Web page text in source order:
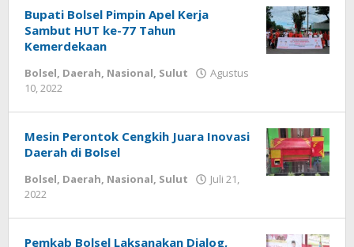
Bupati Bolsel Pimpin Apel Kerja
Sambut HUT ke-77 Tahun
Kemerdekaan
Bolsel, Daerah, Nasional, Sulut
Agustus
10, 2022
Mesin Perontok Cengkih Juara Inovasi
Daerah di Bolsel
Bolsel, Daerah, Nasional, Sulut
Juli 21,
2022
Pemkab Bolsel Laksanakan Dialog,